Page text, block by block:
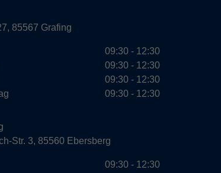
85567 Grafing
09:30 - 12:30
09:30 - 12:30
09:30 - 12:30
09:30 - 12:30
Str. 3, 85560 Ebersberg
09:30 - 12:30